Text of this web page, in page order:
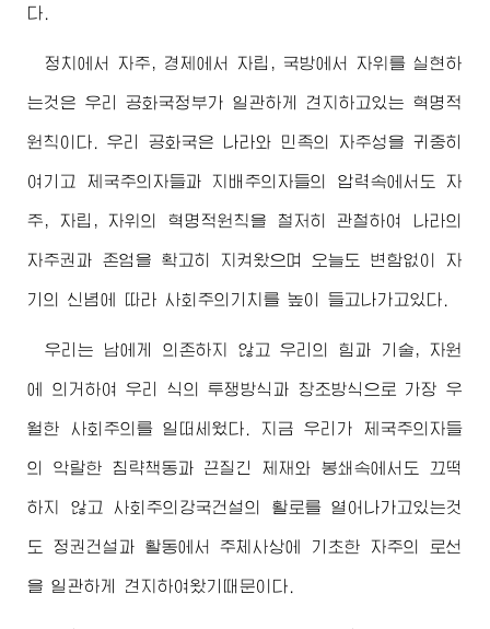
다.
정치에서 자주, 경제에서 자립, 국방에서 자위를 실현하
는것은 우리 공화국정부가 일관하게 견지하고있는 혁명적
원칙이다. 우리 공화국은 나라와 민족의 자주성을 귀중히
여기고 제국주의자들과 지배주의자들의 압력속에서도 자
주, 자립, 자위의 혁명적원칙을 철저히 관철하여 나라의
자주권과 존엄을 확고히 지켜왔으며 오늘도 변함없이 자
기의 신념에 따라 사회주의기치를 높이 들고나가고있다.
우리는 남에게 의존하지 않고 우리의 힘과 기술, 자원
에 의거하여 우리 식의 투쟁방식과 창조방식으로 가장 우
월한 사회주의를 일떠세웠다. 지금 우리가 제국주의자들
의 악랄한 침략책동과 끈질긴 제재와 봉쇄속에서도 끄떡
하지 않고 사회주의강국건설의 활로를 열어나가고있는것
도 정권건설과 활동에서 주체사상에 기초한 자주의 로선
을 일관하게 견지하여왔기때문이다.